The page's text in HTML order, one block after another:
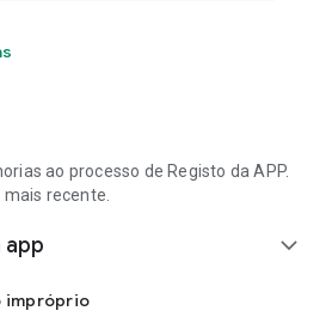
ao processo de Registo da APP.
recente.
expand_more
impróprio